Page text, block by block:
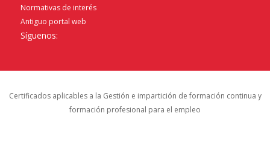
Normativas de interés
Antiguo portal web
Síguenos:
Certificados aplicables a la Gestión e impartición de formación continua y
formación profesional para el empleo